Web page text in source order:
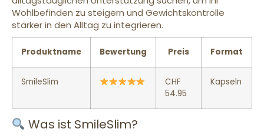
Wohlbefinden zu steigern und Gewichtskontrolle
stärker in den Alltag zu integrieren.
Produktname Bewertung Preis Format
SmileSlim
CHF
54.95
Kapseln
Was ist SmileSlim?